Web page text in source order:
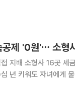
총괄하는 역할에 집중
지배 소형사 16곳 세